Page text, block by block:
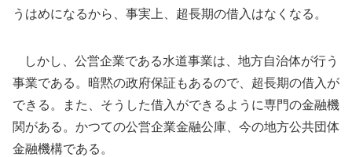
うはめになるから、事実上、超長期の借入はなくなる。
しかし、公営企業である水道事業は、地方自治体が行う
事業である。暗黙の政府保証もあるので、超長期の借入が
できる。また、そうした借入ができるように専門の金融機
関がある。かつての公営企業金融公庫、今の地方公共団体
金融機構である。